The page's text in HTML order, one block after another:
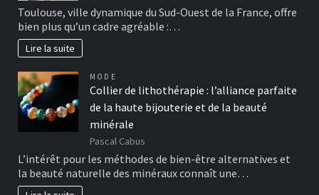
Toulouse, ville dynamique du Sud-Ouest de la France, offre
bien plus qu’un cadre agréable :…
Lire la suite
MODE
Collier de lithothérapie : l’alliance parfaite
de la haute bijouterie et de la beauté
minérale
Pascal Cabus
L’intérêt pour les méthodes de bien-être alternatives et
la beauté naturelle des minéraux connaît une…